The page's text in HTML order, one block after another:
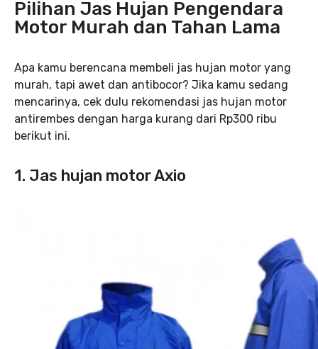
Pilihan Jas Hujan Pengendara
Motor Murah dan Tahan Lama
Apa kamu berencana membeli jas hujan motor yang
murah, tapi awet dan antibocor? Jika kamu sedang
mencarinya, cek dulu rekomendasi jas hujan motor
antirembes dengan harga kurang dari Rp300 ribu
berikut ini.
1. Jas hujan motor Axio